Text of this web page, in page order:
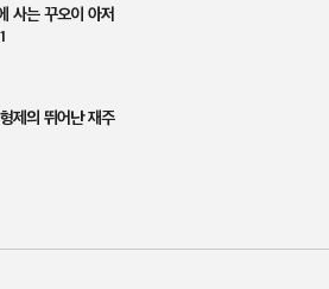
사는 꾸오이 아저
제의 뛰어난 재주